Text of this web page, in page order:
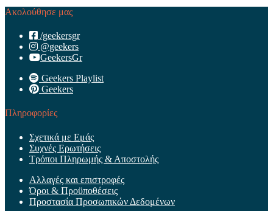
Ακολούθησε μας
/geekersgr
@geekers
GeekersGr
Geekers Playlist
Geekers
Πληροφορίες
Σχετικά με Εμάς
Συχνές Ερωτήσεις
Τρόποι Πληρωμής & Αποστολής
Αλλαγές και επιστροφές
Όροι & Προϋποθέσεις
Προστασία Προσωπικών Δεδομένων